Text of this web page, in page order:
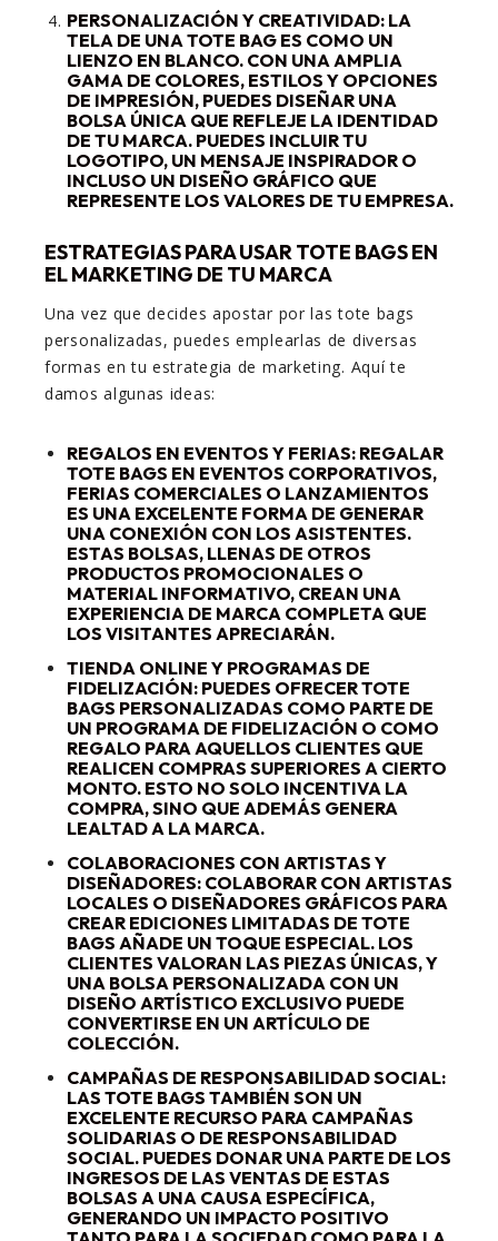
PERSONALIZACIÓN Y CREATIVIDAD: LA
TELA DE UNA TOTE BAG ES COMO UN
LIENZO EN BLANCO. CON UNA AMPLIA
GAMA DE COLORES, ESTILOS Y OPCIONES
DE IMPRESIÓN, PUEDES DISEÑAR UNA
BOLSA ÚNICA QUE REFLEJE LA IDENTIDAD
DE TU MARCA. PUEDES INCLUIR TU
LOGOTIPO, UN MENSAJE INSPIRADOR O
INCLUSO UN DISEÑO GRÁFICO QUE
REPRESENTE LOS VALORES DE TU EMPRESA.
ESTRATEGIAS PARA USAR TOTE BAGS EN
EL MARKETING DE TU MARCA
Una vez que decides apostar por las tote bags
personalizadas, puedes emplearlas de diversas
formas en tu estrategia de marketing. Aquí te
damos algunas ideas:
REGALOS EN EVENTOS Y FERIAS: REGALAR
TOTE BAGS EN EVENTOS CORPORATIVOS,
FERIAS COMERCIALES O LANZAMIENTOS
ES UNA EXCELENTE FORMA DE GENERAR
UNA CONEXIÓN CON LOS ASISTENTES.
ESTAS BOLSAS, LLENAS DE OTROS
PRODUCTOS PROMOCIONALES O
MATERIAL INFORMATIVO, CREAN UNA
EXPERIENCIA DE MARCA COMPLETA QUE
LOS VISITANTES APRECIARÁN.
TIENDA ONLINE Y PROGRAMAS DE
FIDELIZACIÓN: PUEDES OFRECER TOTE
BAGS PERSONALIZADAS COMO PARTE DE
UN PROGRAMA DE FIDELIZACIÓN O COMO
REGALO PARA AQUELLOS CLIENTES QUE
REALICEN COMPRAS SUPERIORES A CIERTO
MONTO. ESTO NO SOLO INCENTIVA LA
COMPRA, SINO QUE ADEMÁS GENERA
LEALTAD A LA MARCA.
COLABORACIONES CON ARTISTAS Y
DISEÑADORES: COLABORAR CON ARTISTAS
LOCALES O DISEÑADORES GRÁFICOS PARA
CREAR EDICIONES LIMITADAS DE TOTE
BAGS AÑADE UN TOQUE ESPECIAL. LOS
CLIENTES VALORAN LAS PIEZAS ÚNICAS, Y
UNA BOLSA PERSONALIZADA CON UN
DISEÑO ARTÍSTICO EXCLUSIVO PUEDE
CONVERTIRSE EN UN ARTÍCULO DE
COLECCIÓN.
CAMPAÑAS DE RESPONSABILIDAD SOCIAL:
LAS TOTE BAGS TAMBIÉN SON UN
EXCELENTE RECURSO PARA CAMPAÑAS
SOLIDARIAS O DE RESPONSABILIDAD
SOCIAL. PUEDES DONAR UNA PARTE DE LOS
INGRESOS DE LAS VENTAS DE ESTAS
BOLSAS A UNA CAUSA ESPECÍFICA,
GENERANDO UN IMPACTO POSITIVO